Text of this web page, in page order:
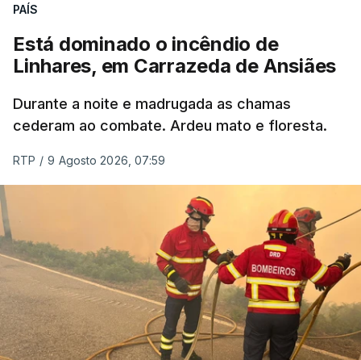
ESTE CONTEÚDO ESTÁ NESTE
PAÍS
Está dominado o incêndio de
Linhares, em Carrazeda de Ansiães
Durante a noite e madrugada as chamas
cederam ao combate. Ardeu mato e floresta.
RTP / 9 Agosto 2026, 07:59